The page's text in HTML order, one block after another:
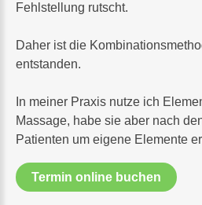
Fehlstellung rutscht.
Daher ist die
entstanden.
In meiner Praxis nutze ich
Massage, habe sie aber nach
Patienten um eigene Elemente
Termin online buchen